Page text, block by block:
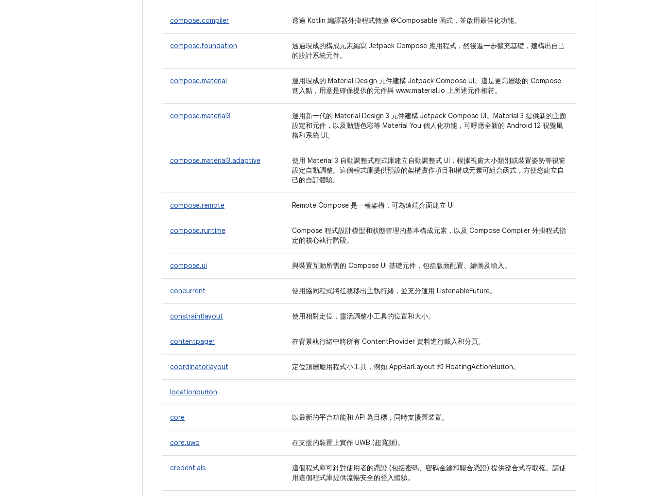
compose.compiler 透過 Kotlin 編譯器外掛程式轉換 @Composable 函式，並啟用最佳化功能。
compose.foundation
透過現成的構成元素編寫 Jetpack Compose 應用程式，然後進一步擴充基礎，建構出自己
的設計系統元件。
compose.material
運用現成的 Material Design 元件建構 Jetpack Compose UI。這是更高層級的 Compose
進入點，用意是確保提供的元件與 www.material.io 上所述元件相符。
compose.material3
運用新一代的 Material Design 3 元件建構 Jetpack Compose UI。Material 3 提供新的主題
設定和元件，以及動態色彩等 Material You 個人化功能，可呼應全新的 Android 12 視覺風
格和系統 UI。
compose.material3.adaptive
使用 Material 3 自動調整式程式庫建立自動調整式 UI，根據視窗大小類別或裝置姿勢等視窗
設定自動調整。這個程式庫提供預設的架構實作項目和構成元素可組合函式，方便您建立自
己的自訂體驗。
compose.remote Remote Compose 是一種架構，可為遠端介面建立 UI
compose.runtime
Compose 程式設計模型和狀態管理的基本構成元素，以及 Compose Compiler 外掛程式指
定的核心執行階段。
compose.ui 與裝置互動所需的 Compose UI 基礎元件，包括版面配置、繪圖及輸入。
concurrent 使用協同程式將任務移出主執行緒，並充分運用 ListenableFuture。
constraintlayout 使用相對定位，靈活調整小工具的位置和大小。
contentpager 在背景執行緒中將所有 ContentProvider 資料進行載入和分頁。
coordinatorlayout 定位頂層應用程式小工具，例如 AppBarLayout 和 FloatingActionButton。
locationbutton
core 以最新的平台功能和 API 為目標，同時支援舊裝置。
core.uwb 在支援的裝置上實作 UWB (超寬頻)。
credentials
這個程式庫可針對使用者的憑證 (包括密碼、密碼金鑰和聯合憑證) 提供整合式存取權。請使
用這個程式庫提供流暢安全的登入體驗。